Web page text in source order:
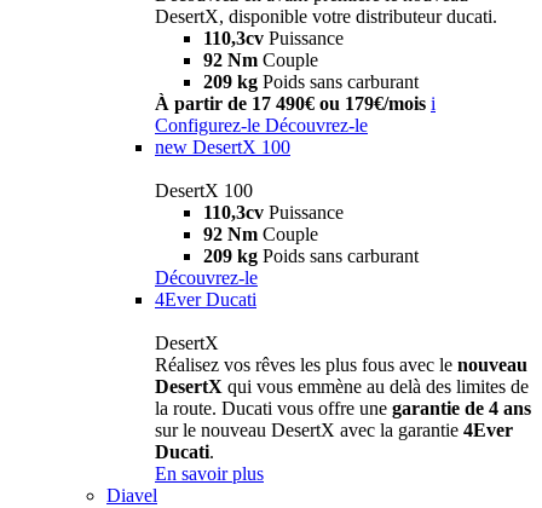
DesertX, disponible votre distributeur ducati.
110,3cv Puissance
92 Nm Couple
209 kg Poids sans carburant
À partir de 17 490€ ou 179€/mois i
Configurez-le Découvrez-le
new DesertX 100
DesertX 100
110,3cv Puissance
92 Nm Couple
209 kg Poids sans carburant
Découvrez-le
4Ever Ducati
DesertX
Réalisez vos rêves les plus fous avec le nouveau
DesertX qui vous emmène au delà des limites de
la route. Ducati vous offre une garantie de 4 ans
sur le nouveau DesertX avec la garantie 4Ever
Ducati.
En savoir plus
Diavel